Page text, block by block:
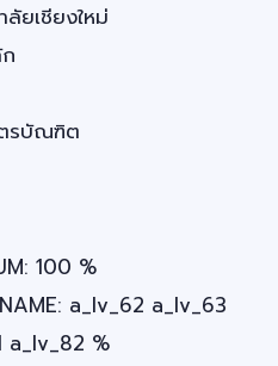
ยเชียงใหม่
รบัณฑิต
100 %
a_lv_62 a_lv_63
a_lv_82 %